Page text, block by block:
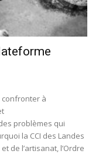
confronter à
problèmes qui
la CCI des Landes
de l’artisanat, l’Ordre